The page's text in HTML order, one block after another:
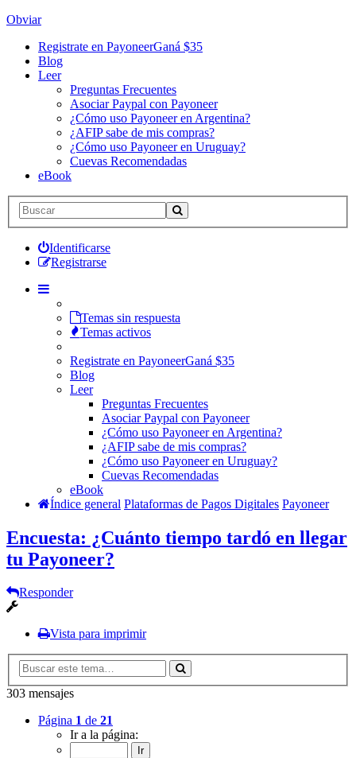
Obviar
Registrate en PayoneerGaná $35
Blog
Leer
Preguntas Frecuentes
Asociar Paypal con Payoneer
¿Cómo uso Payoneer en Argentina?
¿AFIP sabe de mis compras?
¿Cómo uso Payoneer en Uruguay?
Cuevas Recomendadas
eBook
Identificarse
Registrarse
Temas sin respuesta
Temas activos
Registrate en PayoneerGaná $35
Blog
Leer
Preguntas Frecuentes
Asociar Paypal con Payoneer
¿Cómo uso Payoneer en Argentina?
¿AFIP sabe de mis compras?
¿Cómo uso Payoneer en Uruguay?
Cuevas Recomendadas
eBook
Índice general Plataformas de Pagos Digitales Payoneer
Encuesta: ¿Cuánto tiempo tardó en llegar
tu Payoneer?
Responder
Vista para imprimir
303 mensajes
Página 1 de 21
Ir a la página: